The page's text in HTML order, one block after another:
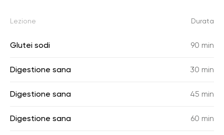
Lezione Durata
Glutei sodi 90 min
Digestione sana 30 min
Digestione sana 45 min
Digestione sana 60 min